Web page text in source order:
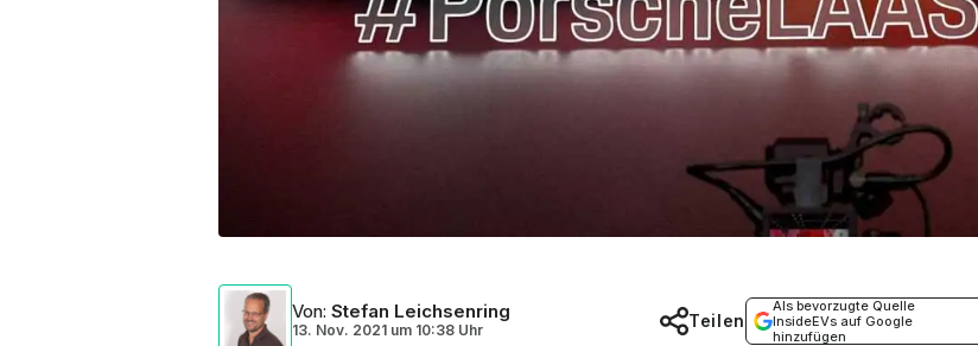
Von: Stefan Leichsenring
13. Nov. 2021 um 10:38 Uhr
Als bevorzugte Quelle
InsideEVs auf Google
hinzufügen
Teilen